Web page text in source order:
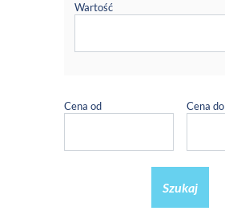
Wartość
Cena od Cena do
Szukaj